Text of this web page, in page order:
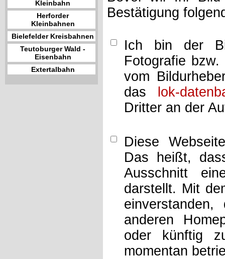
Kleinbahn
Herforder
Kleinbahnen
Bielefelder Kreisbahnen
Teutoburger Wald -
Eisenbahn
Extertalbahn
Bestätigung
Ich bin der
Fotografie
vom
das
lok-
Dritter an der
Diese
Das heißt,
Ausschnitt
darstellt. Mit
anderen
oder künftig
momentan